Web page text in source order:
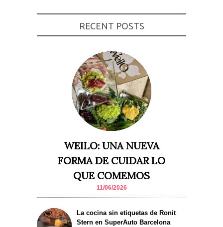
RECENT POSTS
WEILO: UNA NUEVA
FORMA DE CUIDAR LO
QUE COMEMOS
11/06/2026
La cocina sin etiquetas de Ronit
Stern en SuperAuto Barcelona
algunas
de la web.